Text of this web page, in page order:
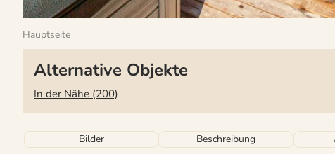
Hauptseite
Alternative Objekte
In der Nähe (200)
Bilder Beschreibung